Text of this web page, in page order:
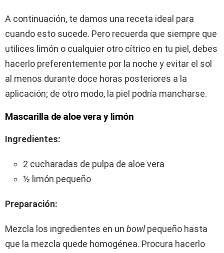
A continuación, te damos una receta ideal para
cuando esto sucede. Pero recuerda que siempre que
utilices limón o cualquier otro cítrico en tu piel, debes
hacerlo preferentemente por la noche y evitar el sol
al menos durante doce horas posteriores a la
aplicación; de otro modo, la piel podría mancharse.
Mascarilla de aloe vera y limón
Ingredientes:
2 cucharadas de pulpa de aloe vera
½ limón pequeño
Preparación:
Mezcla los ingredientes en un bowlpequeño hasta
que la mezcla quede homogénea. Procura hacerlo